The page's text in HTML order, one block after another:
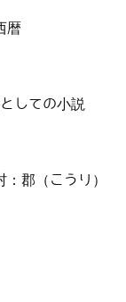
暦
しての小説
：郡（こうり）